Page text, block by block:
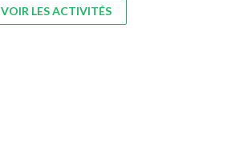
VOIR LES ACTIVITÉS